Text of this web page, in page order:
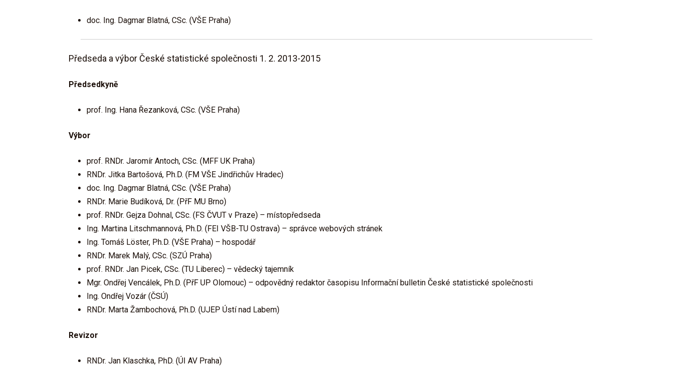
doc. Ing. Dagmar Blatná, CSc. (VŠE Praha)
Předseda a výbor České statistické společnosti 1. 2. 2013-2015
Předsedkyně
prof. Ing. Hana Řezanková, CSc. (VŠE Praha)
Výbor
prof. RNDr. Jaromír Antoch, CSc. (MFF UK Praha)
RNDr. Jitka Bartošová, Ph.D. (FM VŠE Jindřichův Hradec)
doc. Ing. Dagmar Blatná, CSc. (VŠE Praha)
RNDr. Marie Budíková, Dr. (PřF MU Brno)
prof. RNDr. Gejza Dohnal, CSc. (FS ČVUT v Praze) – místopředseda
Ing. Martina Litschmannová, Ph.D. (FEI VŠB-TU Ostrava) – správce webových stránek
Ing. Tomáš Löster, Ph.D. (VŠE Praha) – hospodář
RNDr. Marek Malý, CSc. (SZÚ Praha)
prof. RNDr. Jan Picek, CSc. (TU Liberec) – vědecký tajemník
Mgr. Ondřej Vencálek, Ph.D. (PřF UP Olomouc) – odpovědný redaktor časopisu Informační bulletin České statistické společnosti
Ing. Ondřej Vozár (ČSÚ)
RNDr. Marta Žambochová, Ph.D. (UJEP Ústí nad Labem)
Revizor
RNDr. Jan Klaschka, PhD. (ÚI AV Praha)